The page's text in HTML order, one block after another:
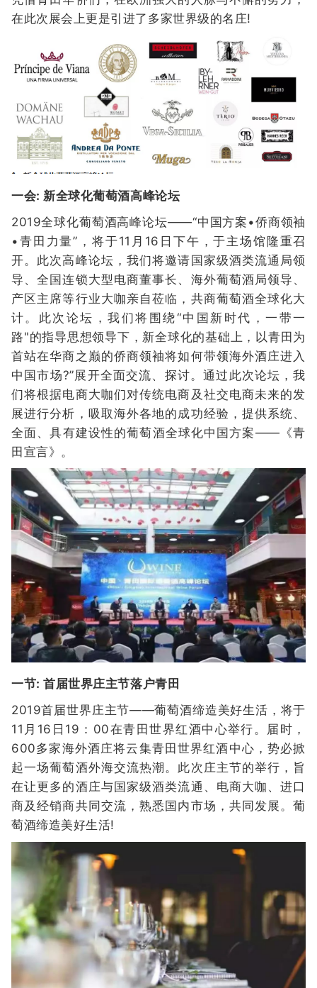
在此次展会上更是引进了多家世界级的名庄!
一会: 新全球化葡萄酒高峰论坛
2019全球化葡萄酒高峰论坛——“中国方案•侨商领袖
•青田力量”，将于11月16日下午，于主场馆隆重召
开。此次高峰论坛，我们将邀请国家级酒类流通局领
导、全国连锁大型电商董事长、海外葡萄酒局领导、
产区主席等行业大咖亲自莅临，共商葡萄酒全球化大
计。此次论坛，我们将围绕“中国新时代，一带一
路"的指导思想领导下，新全球化的基础上，以青田为
首站在华商之巅的侨商领袖将如何带领海外酒庄进入
中国市场?”展开全面交流、探讨。通过此次论坛，我
们将根据电商大咖们对传统电商及社交电商未来的发
展进行分析，吸取海外各地的成功经验，提供系统、
全面、具有建设性的葡萄酒全球化中国方案——《青
田宣言》。
一节: 首届世界庄主节落户青田
2019首届世界庄主节——葡萄酒缔造美好生活，将于
11月16日19：00在青田世界红酒中心举行。届时，
600多家海外酒庄将云集青田世界红酒中心，势必掀
起一场葡萄酒外海交流热潮。此次庄主节的举行，旨
在让更多的酒庄与国家级酒类流通、电商大咖、进口
商及经销商共同交流，熟悉国内市场，共同发展。葡
萄酒缔造美好生活!